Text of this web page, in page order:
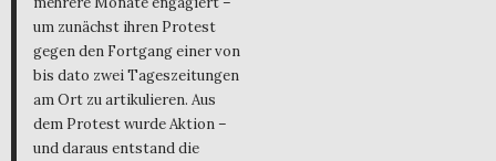
um zunächst ihren Protest
gegen den Fortgang einer von
bis dato zwei Tageszeitungen
am Ort zu artikulieren. Aus
dem Protest wurde Aktion –
und daraus entstand die